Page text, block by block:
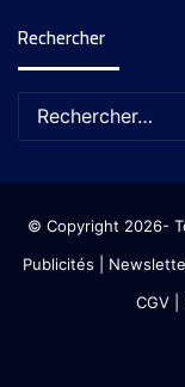
Rechercher
© Copyright 2026-
Publicités
CGV|